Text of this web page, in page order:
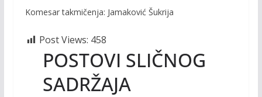
Komesar takmičenja: Jamaković Šukrija
Post Views: 458
POSTOVI SLIČNOG
SADRŽAJA